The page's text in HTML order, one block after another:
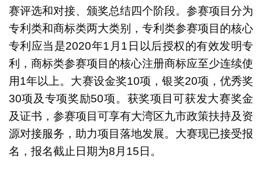
赛评选和对接、颁奖总结四个阶段。参赛项目分为
专利类和商标类两大类别，专利类参赛项目的核心
专利应当是2020年1月1日以后授权的有效发明专
利，商标类参赛项目的核心注册商标应至少连续使
用1年以上。大赛设金奖10项，银奖20项，优秀奖
30项及专项奖励50项。获奖项目可获发大赛奖金
及证书，参赛项目可享有大湾区九市政策扶持及资
源对接服务，助力项目落地发展。大赛现已接受报
名，报名截止日期为8月15日。